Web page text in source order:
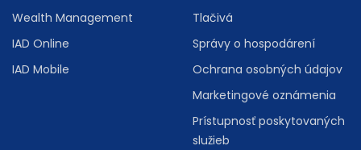
Wealth Management
IAD Online
IAD Mobile
Tlačivá
Správy o hospodárení
Ochrana osobných údajov
Marketingové oznámenia
Prístupnosť poskytovaných
služieb